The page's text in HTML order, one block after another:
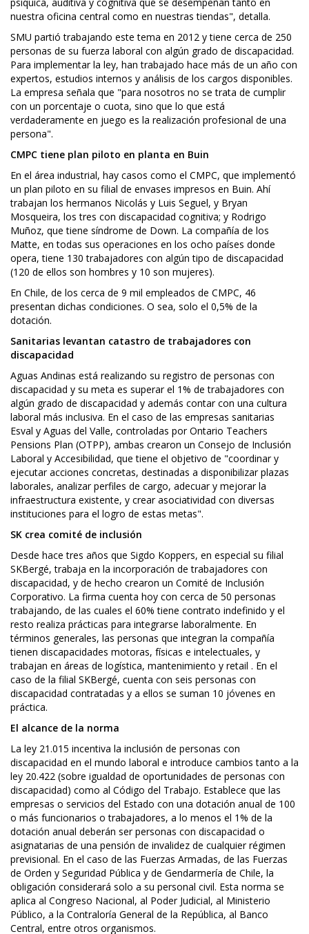
psíquica, auditiva y cognitiva que se desempeñan tanto en
nuestra oficina central como en nuestras tiendas", detalla.
SMU partió trabajando este tema en 2012 y tiene cerca de 250
personas de su fuerza laboral con algún grado de discapacidad.
Para implementar la ley, han trabajado hace más de un año con
expertos, estudios internos y análisis de los cargos disponibles.
La empresa señala que "para nosotros no se trata de cumplir
con un porcentaje o cuota, sino que lo que está
verdaderamente en juego es la realización profesional de una
persona".
CMPC tiene plan piloto en planta en Buin
En el área industrial, hay casos como el CMPC, que implementó
un plan piloto en su filial de envases impresos en Buin. Ahí
trabajan los hermanos Nicolás y Luis Seguel, y Bryan
Mosqueira, los tres con discapacidad cognitiva; y Rodrigo
Muñoz, que tiene síndrome de Down. La compañía de los
Matte, en todas sus operaciones en los ocho países donde
opera, tiene 130 trabajadores con algún tipo de discapacidad
(120 de ellos son hombres y 10 son mujeres).
En Chile, de los cerca de 9 mil empleados de CMPC, 46
presentan dichas condiciones. O sea, solo el 0,5% de la
dotación.
Sanitarias levantan catastro de trabajadores con
discapacidad
Aguas Andinas está realizando su registro de personas con
discapacidad y su meta es superar el 1% de trabajadores con
algún grado de discapacidad y además contar con una cultura
laboral más inclusiva. En el caso de las empresas sanitarias
Esval y Aguas del Valle, controladas por Ontario Teachers
Pensions Plan (OTPP), ambas crearon un Consejo de Inclusión
Laboral y Accesibilidad, que tiene el objetivo de "coordinar y
ejecutar acciones concretas, destinadas a disponibilizar plazas
laborales, analizar perfiles de cargo, adecuar y mejorar la
infraestructura existente, y crear asociatividad con diversas
instituciones para el logro de estas metas".
SK crea comité de inclusión
Desde hace tres años que Sigdo Koppers, en especial su filial
SKBergé, trabaja en la incorporación de trabajadores con
discapacidad, y de hecho crearon un Comité de Inclusión
Corporativo. La firma cuenta hoy con cerca de 50 personas
trabajando, de las cuales el 60% tiene contrato indefinido y el
resto realiza prácticas para integrarse laboralmente. En
términos generales, las personas que integran la compañía
tienen discapacidades motoras, físicas e intelectuales, y
trabajan en áreas de logística, mantenimiento y retail . En el
caso de la filial SKBergé, cuenta con seis personas con
discapacidad contratadas y a ellos se suman 10 jóvenes en
práctica.
El alcance de la norma
La ley 21.015 incentiva la inclusión de personas con
discapacidad en el mundo laboral e introduce cambios tanto a la
ley 20.422 (sobre igualdad de oportunidades de personas con
discapacidad) como al Código del Trabajo. Establece que las
empresas o servicios del Estado con una dotación anual de 100
o más funcionarios o trabajadores, a lo menos el 1% de la
dotación anual deberán ser personas con discapacidad o
asignatarias de una pensión de invalidez de cualquier régimen
previsional. En el caso de las Fuerzas Armadas, de las Fuerzas
de Orden y Seguridad Pública y de Gendarmería de Chile, la
obligación considerará solo a su personal civil. Esta norma se
aplica al Congreso Nacional, al Poder Judicial, al Ministerio
Público, a la Contraloría General de la República, al Banco
Central, entre otros organismos.